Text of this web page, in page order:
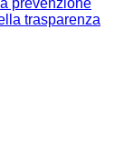
prevenzione
trasparenza